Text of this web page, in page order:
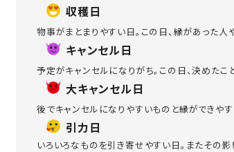
収穫日
物事がまとまりやすい日。この日、縁があった人
キャンセル日
予定がキャンセルになりがち。この日、決めたこ
大キャンセル日
後でキャンセルになりやすいものと縁ができや
引力日
いろいろなものを引き寄せやすい日。またその